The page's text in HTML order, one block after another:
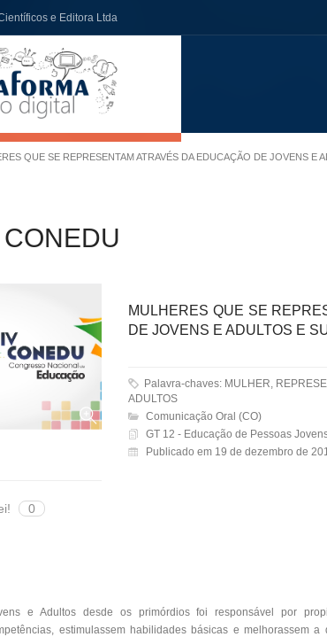
e Editora Ltda
QUE SE REPRESENTAM ATRAVÉS DA EDUCAÇÃO DE JOVENS E
0
MULHERES QUE SE
DE JOVENS E ADULTOS E
Palavra-chaves: MULHER,
ADULTOS
Comunicação Oral (CO)
GT 12 - Educação de Pessoas
Publicado em 19 de dezembro de
e Adultos desde os primórdios foi responsável por
estimulassem habilidades básicas e melhorassem